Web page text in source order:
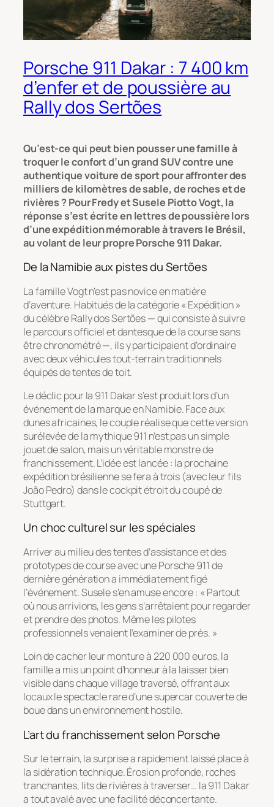
Porsche 911 Dakar : 7 400 km
d’enfer et de poussière au
Rally dos Sertões
Qu’est-ce qui peut bien pousser une famille à
troquer le confort d’un grand SUV contre une
authentique voiture de sport pour affronter des
milliers de kilomètres de sable, de roches et de
rivières ? Pour Fredy et Susele Piotto Vogt, la
réponse s’est écrite en lettres de poussière lors
d’une expédition mémorable à travers le Brésil,
au volant de leur propre Porsche 911 Dakar.
De la Namibie aux pistes du Sertões
La famille Vogt n’est pas novice en matière
d’aventure. Habitués de la catégorie « Expédition »
du célèbre Rally dos Sertões — qui consiste à suivre
le parcours officiel et dantesque de la course sans
être chronométré —, ils y participaient d’ordinaire
avec deux véhicules tout-terrain traditionnels
équipés de tentes de toit.
Le déclic pour la 911 Dakar s’est produit lors d’un
événement de la marque en Namibie. Face aux
dunes africaines, le couple réalise que cette version
surélevée de la mythique 911 n’est pas un simple
jouet de salon, mais un véritable monstre de
franchissement. L’idée est lancée : la prochaine
expédition brésilienne se fera à trois (avec leur fils
João Pedro) dans le cockpit étroit du coupé de
Stuttgart.
Un choc culturel sur les spéciales
Arriver au milieu des tentes d’assistance et des
prototypes de course avec une Porsche 911 de
dernière génération a immédiatement figé
l’événement. Susele s’en amuse encore : « Partout
où nous arrivions, les gens s’arrêtaient pour regarder
et prendre des photos. Même les pilotes
professionnels venaient l’examiner de près. »
Loin de cacher leur monture à 220 000 euros, la
famille a mis un point d’honneur à la laisser bien
visible dans chaque village traversé, offrant aux
locaux le spectacle rare d’une supercar couverte de
boue dans un environnement hostile.
L’art du franchissement selon Porsche
Sur le terrain, la surprise a rapidement laissé place à
la sidération technique. Érosion profonde, roches
tranchantes, lits de rivières à traverser… la 911 Dakar
a tout avalé avec une facilité déconcertante.